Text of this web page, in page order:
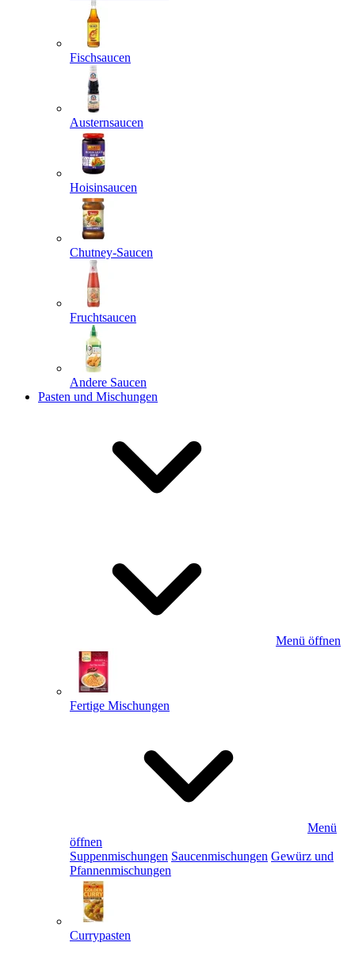
Fischsaucen
Austernsaucen
Hoisinsaucen
Chutney-Saucen
Fruchtsaucen
Andere Saucen
Pasten und Mischungen
Menü öffnen
Fertige Mischungen
Menü
öffnen
Suppenmischungen Saucenmischungen Gewürz und
Pfannenmischungen
Currypasten